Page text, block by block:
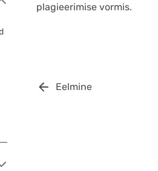
plagieerimise vormis.
Eelmine